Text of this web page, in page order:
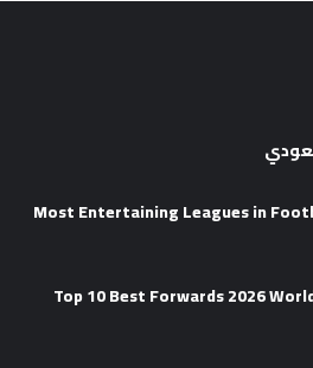
2026 Most Entertaining Leagues in
Top 10 Best Forwards 2026